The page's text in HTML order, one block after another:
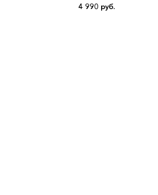
4 990 руб.